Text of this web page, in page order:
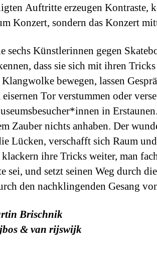
Auftritte erzeugen Kontraste,
Konzert, sondern das Konzert
sechs Künstlerinnen gegen
dass sie sich mit ihren
bewegen, lassen
Tor verstummen oder
in
Zauber nichts anhaben. Der
Lücken, verschafft sich Raum
ihre Tricks weiter, man
sei, und setzt seinen Weg durch
den nachklingenden Gesang
Brischnik
& van rijswijk